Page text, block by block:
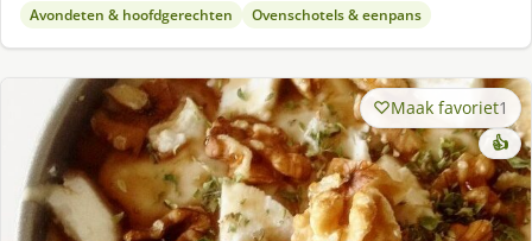
Avondeten & hoofdgerechten Ovenschotels & eenpans
Maak favoriet1
👍